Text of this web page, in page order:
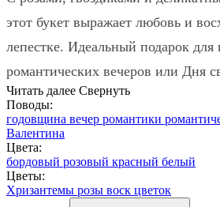
этот букет выражает любовь и
лепестке. Идеальный подарок для
романтических вечеров или Дня
Читать далее Свернуть
Поводы:
годовщина вечер романтики
Валентина
Цвета:
бордовый розовый красный белый
Цветы:
Хризантемы розы воск цветок